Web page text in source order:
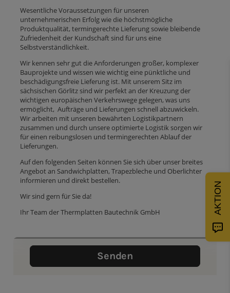
Wesentliche Voraussetzungen für unseren
unternehmerischen Erfolg wie die höchstmögliche
Produktqualität, termingerechte Lieferung sowie bleibende
Zufriedenheit der Kundschaft sind für uns eine
Selbstverständlichkeit.
Wir kennen sehr gut die Anforderungen großer, komplexer
Bauprojekte und wissen wie wichtig eine pünktliche und
beschädigungsfreie Lieferung ist. Mit unserem Sitz im
sächsischen Görlitz sind wir perfekt an der Kreuzung der
wichtigen europäischen Verkehrswege gelegen, was uns
ermöglicht, Aufträge und Lieferungen schnell abzuwickeln.
Wir arbeiten mit unseren bewährten Logistikpartnern
zusammen und durch unsere optimierte Logistik sorgen wir
für einen reibungslosen und termingerechten Ablauf der
Lieferungen.
Auf den folgenden Seiten können Sie sich über unser breites
Angebot an Sandwichplatten, Trapezbleche und Oberlichter
informieren und direkt bestellen.
Wir sind gern für Sie da!
Ihr Team der Thermplatten Bautechnik GmbH
AKTION